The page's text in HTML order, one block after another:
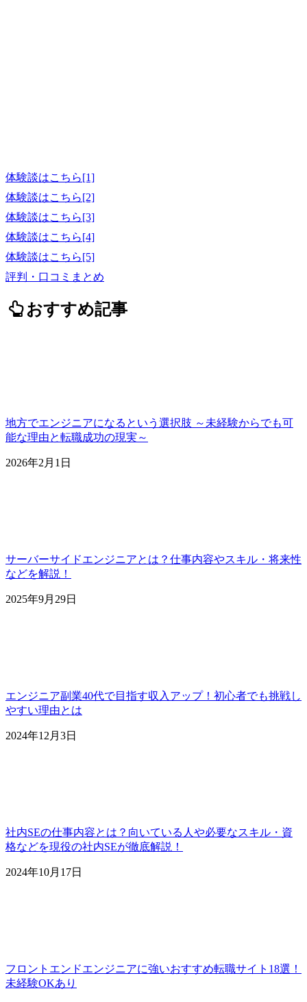
体験談はこちら[1]
体験談はこちら[2]
体験談はこちら[3]
体験談はこちら[4]
体験談はこちら[5]
評判・口コミまとめ
おすすめ記事
地方でエンジニアになるという選択肢 ～未経験からでも可
能な理由と転職成功の現実～
2026年2月1日
サーバーサイドエンジニアとは？仕事内容やスキル・将来性
などを解説！
2025年9月29日
エンジニア副業40代で目指す収入アップ！初心者でも挑戦し
やすい理由とは
2024年12月3日
社内SEの仕事内容とは？向いている人や必要なスキル・資
格などを現役の社内SEが徹底解説！
2024年10月17日
フロントエンドエンジニアに強いおすすめ転職サイト18選！
未経験OKあり